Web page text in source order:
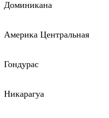
Доминикана
Америка Центральная
Гондурас
Никарагуа